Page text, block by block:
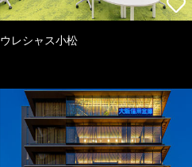
ウレシャス小松